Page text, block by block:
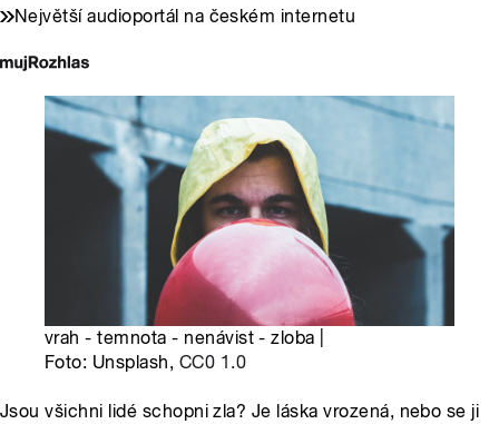
Největší audioportál na českém internetu
vrah - temnota - nenávist - zloba |
Foto: Unsplash, CC0 1.0
Jsou všichni lidé schopni zla? Je láska vrozená, nebo se ji